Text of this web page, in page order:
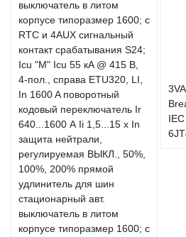
стационарный авт.
выключатель в литом
корпусе типоразмер 1600; с